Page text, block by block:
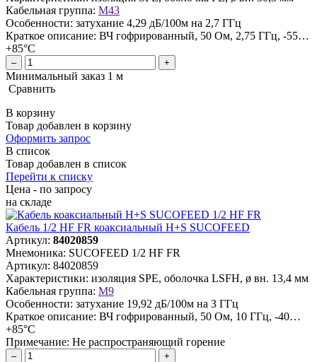
Кабельная группа: M43
Особенности: затухание 4,29 дБ/100м на 2,7 ГГц
Краткое описание: ВЧ гофрированный, 50 Ом, 2,75 ГГц, -55…
+85°C
– +
Минимальный заказ 1 м
Сравнить
В корзину
Товар добавлен в корзину
Оформить запрос
В список
Товар добавлен в список
Перейти к списку
Цена - по запросу
на складе
Кабель 1/2 HF FR коаксиальный H+S SUCOFEED
Артикул: 84020859
Мнемоника: SUCOFEED 1/2 HF FR
Артикул: 84020859
Характеристики: изоляция SPE, оболочка LSFH, ø вн. 13,4 мм
Кабельная группа: M9
Особенности: затухание 19,92 дБ/100м на 3 ГГц
Краткое описание: ВЧ гофрированный, 50 Ом, 10 ГГц, -40…
+85°C
Примечание: Не распространяющий горение
– +